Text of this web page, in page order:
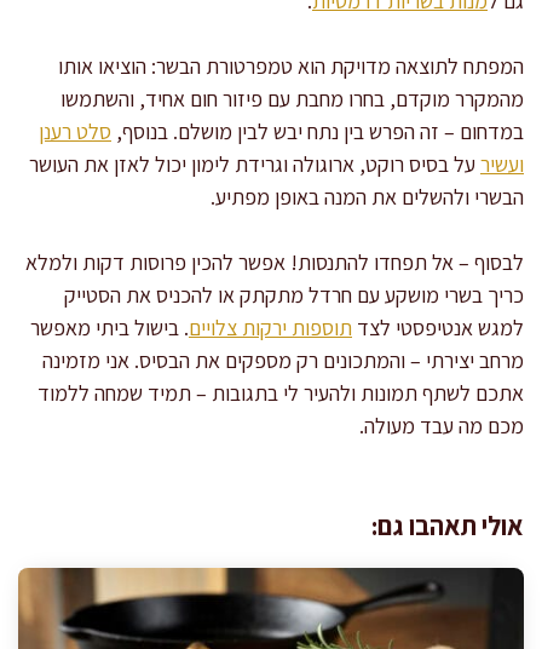
המפתח לתוצאה מדויקת הוא טמפרטורת הבשר: הוציאו אותו
מהמקרר מוקדם, בחרו מחבת עם פיזור חום אחיד, והשתמשו
במדחום – זה הפרש בין נתח יבש לבין מושלם. בנוסף, סלט רענן
ועשיר על בסיס רוקט, ארוגולה וגרידת לימון יכול לאזן את העושר
הבשרי ולהשלים את המנה באופן מפתיע.
לבסוף – אל תפחדו להתנסות! אפשר להכין פרוסות דקות ולמלא
כריך בשרי מושקע עם חרדל מתקתק או להכניס את הסטייק
למגש אנטיפסטי לצד תוספות ירקות צלויים. בישול ביתי מאפשר
מרחב יצירתי – והמתכונים רק מספקים את הבסיס. אני מזמינה
אתכם לשתף תמונות ולהעיר לי בתגובות – תמיד שמחה ללמוד
מכם מה עבד מעולה.
אולי תאהבו גם: